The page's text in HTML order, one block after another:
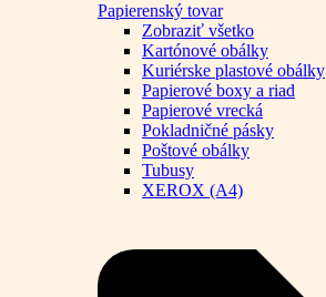
Papierenský tovar
Zobraziť všetko
Kartónové obálky
Kuriérske plastové obálky
Papierové boxy a riad
Papierové vrecká
Pokladničné pásky
Poštové obálky
Tubusy
XEROX (A4)